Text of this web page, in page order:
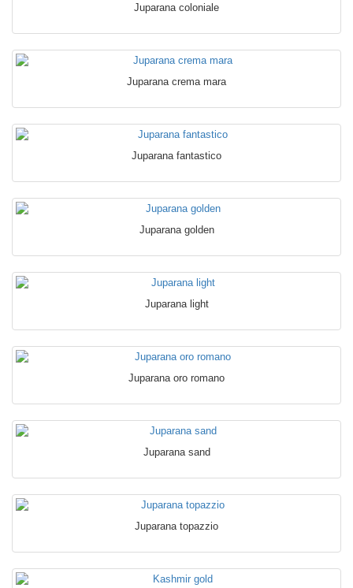
Juparana coloniale
Juparana crema mara
Juparana fantastico
Juparana golden
Juparana light
Juparana oro romano
Juparana sand
Juparana topazzio